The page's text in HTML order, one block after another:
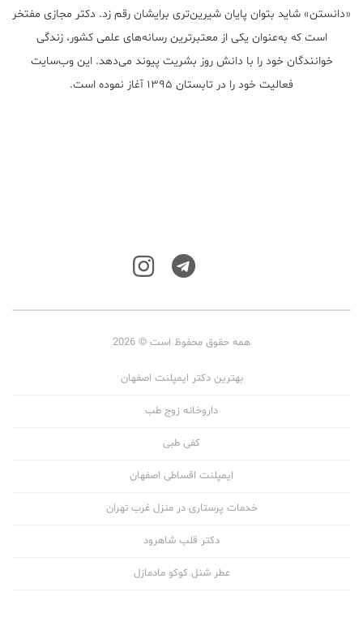
«دانستن» شاید بتوان پایان شیرین‌تری برایشان رقم زد. دکتر مجازی مفتخر
است که به‌عنوان یکی از معتبر‌ترین رسانه‌های علمی کشور، زندگی
خوانندگان خود را با دانش روز بشریت پیوند می‌دهد. این وب‌سایت
فعالیت خود را در تابستان ۱۳۹۵ آغاز نموده است.
همه حقوق محفوظ است © 2026
بهترین دکتر ایمپلنت اصفهان
داروخانه زوج طب
کفی طبی
ایمپلنت اقساطی اصفهان
خدمات پرستاری در منزل غرب تهران
دکتر قلب شاهرود
عطر شنل کوکو مادمازل